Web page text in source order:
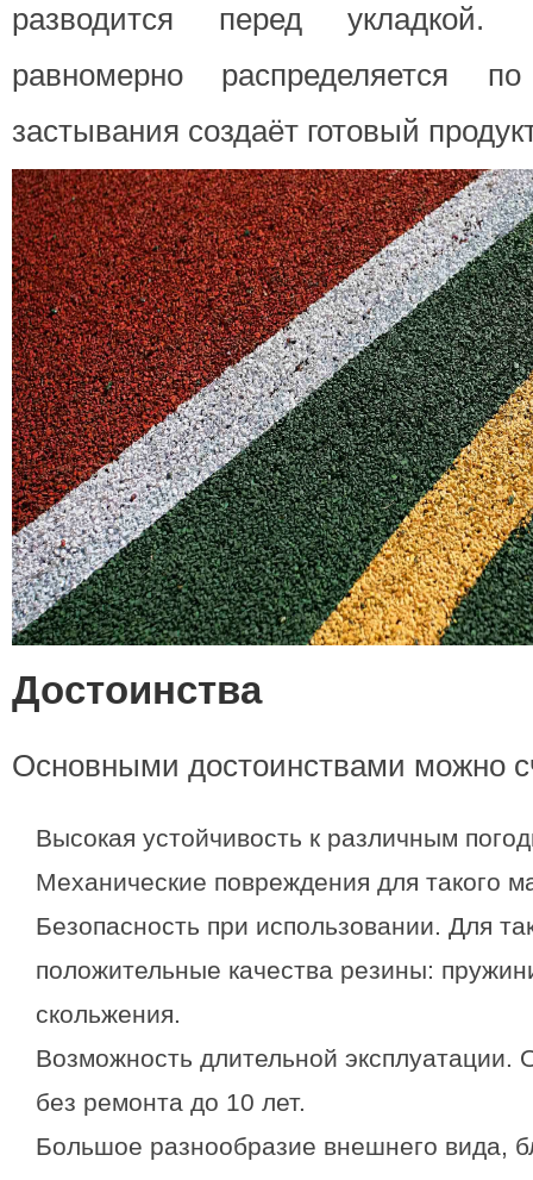
разводится перед укладкой.
равномерно распределяется
застывания создаёт готовый
Достоинства
Основными достоинствами можно
Высокая устойчивость к различным
Механические повреждения для такого
Безопасность при использовании. Для
положительные качества резины:
скольжения.
Возможность длительной эксплуатации.
без ремонта до 10 лет.
Большое разнообразие внешнего вида,